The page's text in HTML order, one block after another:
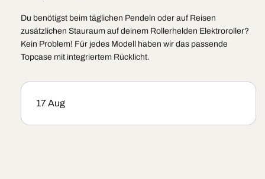
Du benötigst beim täglichen Pendeln oder auf Reisen
zusätzlichen Stauraum auf deinem Rollerhelden Elektroroller?
Kein Problem! Für jedes Modell haben wir das passende
Topcase mit integriertem Rücklicht.
17 Aug